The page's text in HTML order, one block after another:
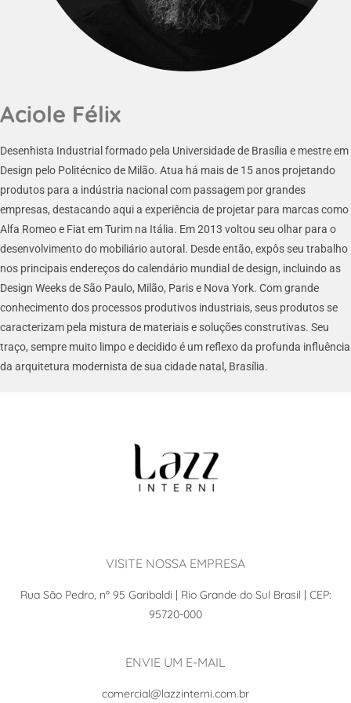
Aciole Félix
Desenhista Industrial formado pela Universidade de Brasília e mestre em
Design pelo Politécnico de Milão. Atua há mais de 15 anos projetando
produtos para a indústria nacional com passagem por grandes
empresas, destacando aqui a experiência de projetar para marcas como
Alfa Romeo e Fiat em Turim na Itália. Em 2013 voltou seu olhar para o
desenvolvimento do mobiliário autoral. Desde então, expôs seu trabalho
nos principais endereços do calendário mundial de design, incluindo as
Design Weeks de São Paulo, Milão, Paris e Nova York. Com grande
conhecimento dos processos produtivos industriais, seus produtos se
caracterizam pela mistura de materiais e soluções construtivas. Seu
traço, sempre muito limpo e decidido é um reflexo da profunda influência
da arquitetura modernista de sua cidade natal, Brasília.
VISITE NOSSA EMPRESA
Rua São Pedro, nº 95 Garibaldi | Rio Grande do Sul Brasil | CEP:
95720-000
ENVIE UM E-MAIL
comercial@lazzinterni.com.br